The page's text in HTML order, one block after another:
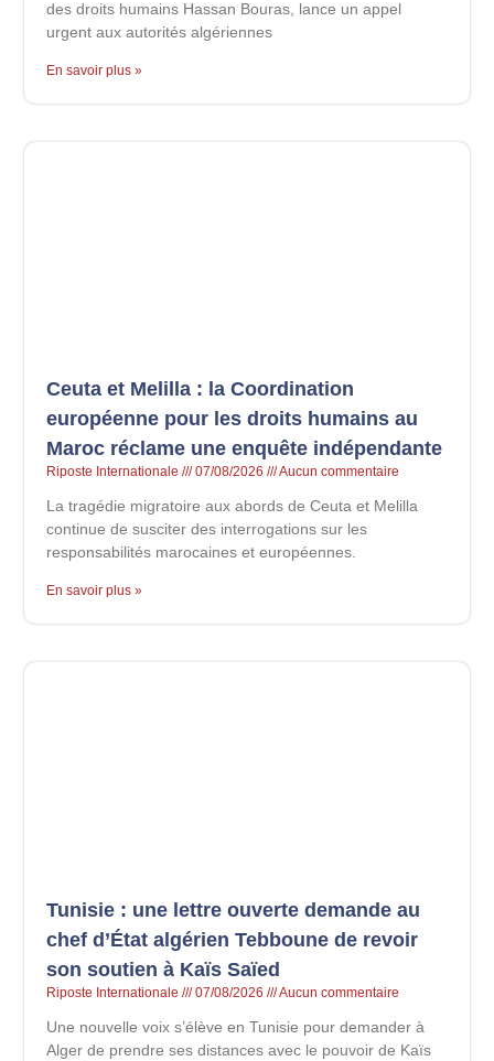
des droits humains Hassan Bouras, lance un appel
urgent aux autorités algériennes
En savoir plus »
Ceuta et Melilla : la Coordination
européenne pour les droits humains au
Maroc réclame une enquête indépendante
Riposte Internationale 07/08/2026 Aucun commentaire
La tragédie migratoire aux abords de Ceuta et Melilla
continue de susciter des interrogations sur les
responsabilités marocaines et européennes.
En savoir plus »
Tunisie : une lettre ouverte demande au
chef d’État algérien Tebboune de revoir
son soutien à Kaïs Saïed
Riposte Internationale 07/08/2026 Aucun commentaire
Une nouvelle voix s’élève en Tunisie pour demander à
Alger de prendre ses distances avec le pouvoir de Kaïs